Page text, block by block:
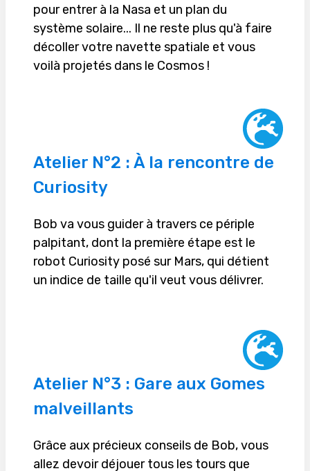
pour entrer à la Nasa et un plan du
système solaire... Il ne reste plus qu'à faire
décoller votre navette spatiale et vous
voilà projetés dans le Cosmos !
Atelier N°2 : À la rencontre de
Curiosity
Bob va vous guider à travers ce périple
palpitant, dont la première étape est le
robot Curiosity posé sur Mars, qui détient
un indice de taille qu'il veut vous délivrer.
Atelier N°3 : Gare aux Gomes
malveillants
Grâce aux précieux conseils de Bob, vous
allez devoir déjouer tous les tours que